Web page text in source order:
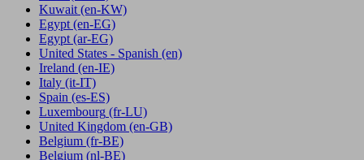
Kuwait (en-KW)
Egypt (en-EG)
Egypt (ar-EG)
United States - Spanish (en)
Ireland (en-IE)
Italy (it-IT)
Spain (es-ES)
Luxembourg (fr-LU)
United Kingdom (en-GB)
Belgium (fr-BE)
Belgium (nl-BE)